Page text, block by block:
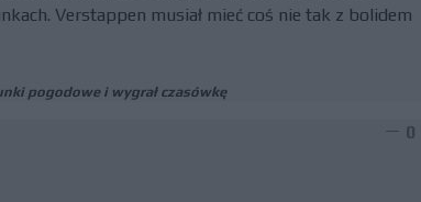
Verstappen musiał mieć coś nie tak z bolidem
pogodowe i wygrał czasówkę
0